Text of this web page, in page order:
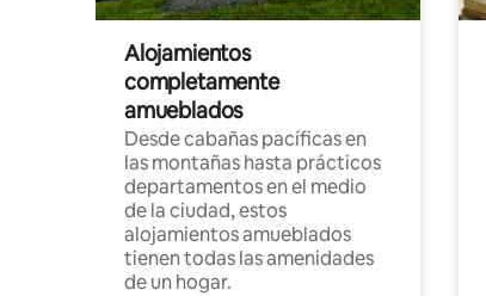
Alojamientos
completamente
amueblados
Desde cabañas pacíficas en
las montañas hasta prácticos
departamentos en el medio
de la ciudad, estos
alojamientos amueblados
tienen todas las amenidades
de un hogar.